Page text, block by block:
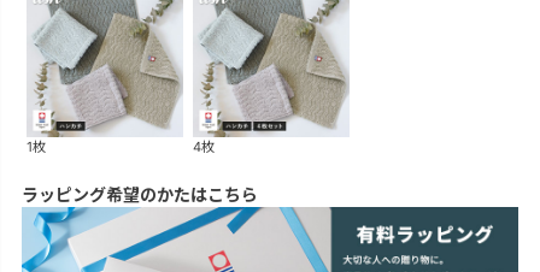
1枚 4枚
ラッピング希望のかたはこちら